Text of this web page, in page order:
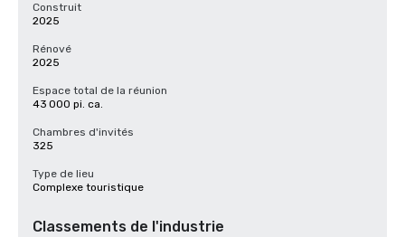
Construit
2025
Rénové
2025
Espace total de la réunion
43 000 pi. ca.
Chambres d'invités
325
Type de lieu
Complexe touristique
Classements de l'industrie